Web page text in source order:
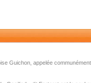
Guichon, appelée